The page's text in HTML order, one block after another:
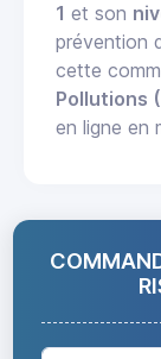
1 et son
prévention
cette
Pollutions
en ligne en